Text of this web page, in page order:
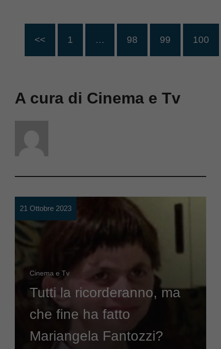
<< 1 … 98 99 100
A cura di Cinema e Tv
21 Ottobre 2023
Cinema e Tv
Tutti la ricorderanno, ma
che fine ha fatto
Mariangela Fantozzi?